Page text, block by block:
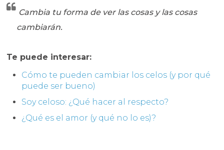
Cambia tu forma de ver las cosas y las cosas
cambiarán.
Te puede interesar:
Cómo te pueden cambiar los celos (y por qué
puede ser bueno)
Soy celoso: ¿Qué hacer al respecto?
¿Qué es el amor (y qué no lo es)?